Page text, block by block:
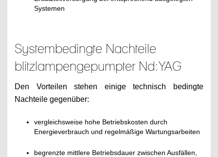
Systemen
Systembedingte Nachteile
blitzlampengepumpter Nd:YAG
Den Vorteilen stehen einige technisch bedingte
Nachteile gegenüber:
vergleichsweise hohe Betriebskosten durch
Energieverbrauch und regelmäßige Wartungsarbeiten
begrenzte mittlere Betriebsdauer zwischen Ausfällen,